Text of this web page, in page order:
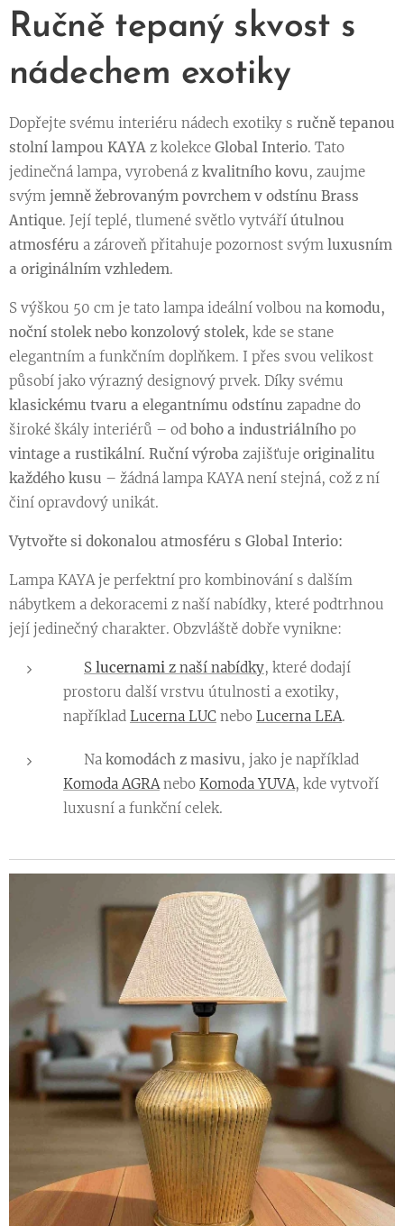
Ručně tepaný skvost s
nádechem exotiky
Dopřejte svému interiéru nádech exotiky s ručně tepanou
stolní lampou KAYA z kolekce Global Interio. Tato
jedinečná lampa, vyrobená z kvalitního kovu, zaujme
svým jemně žebrovaným povrchem v odstínu Brass
Antique. Její teplé, tlumené světlo vytváří útulnou
atmosféru a zároveň přitahuje pozornost svým luxusním
a originálním vzhledem.
S výškou 50 cm je tato lampa ideální volbou na komodu,
noční stolek nebo konzolový stolek, kde se stane
elegantním a funkčním doplňkem. I přes svou velikost
působí jako výrazný designový prvek. Díky svému
klasickému tvaru a elegantnímu odstínu zapadne do
široké škály interiérů – od boho a industriálního po
vintage a rustikální. Ruční výroba zajišťuje originalitu
každého kusu – žádná lampa KAYA není stejná, což z ní
činí opravdový unikát.
Vytvořte si dokonalou atmosféru s Global Interio:
Lampa KAYA je perfektní pro kombinování s dalším
nábytkem a dekoracemi z naší nabídky, které podtrhnou
její jedinečný charakter. Obzvláště dobře vynikne:
S lucernami z naší nabídky, které dodají
prostoru další vrstvu útulnosti a exotiky,
například Lucerna LUC nebo Lucerna LEA.
👉 Na komodách z masivu, jako je například
Komoda AGRAnebo Komoda YUVA, kde vytvoří
luxusní a funkční celek.